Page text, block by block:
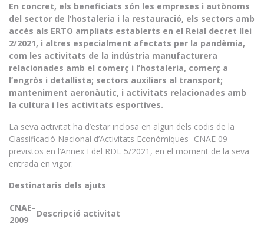
En concret, els beneficiats són les empreses i autònoms
del sector de l’hostaleria i la restauració, els sectors amb
accés als ERTO ampliats establerts en el Reial decret llei
2/2021, i altres especialment afectats per la pandèmia,
com les activitats de la indústria manufacturera
relacionades amb el comerç i l’hostaleria, comerç a
l’engròs i detallista; sectors auxiliars al transport;
manteniment aeronàutic, i activitats relacionades amb
la cultura i les activitats esportives.
La seva activitat ha d’estar inclosa en algun dels codis de la
Classificació Nacional d’Activitats Econòmiques -CNAE 09-
previstos en l’Annex I del RDL 5/2021, en el moment de la seva
entrada en vigor.
Destinataris dels ajuts
CNAE-
2009
Descripció activitat